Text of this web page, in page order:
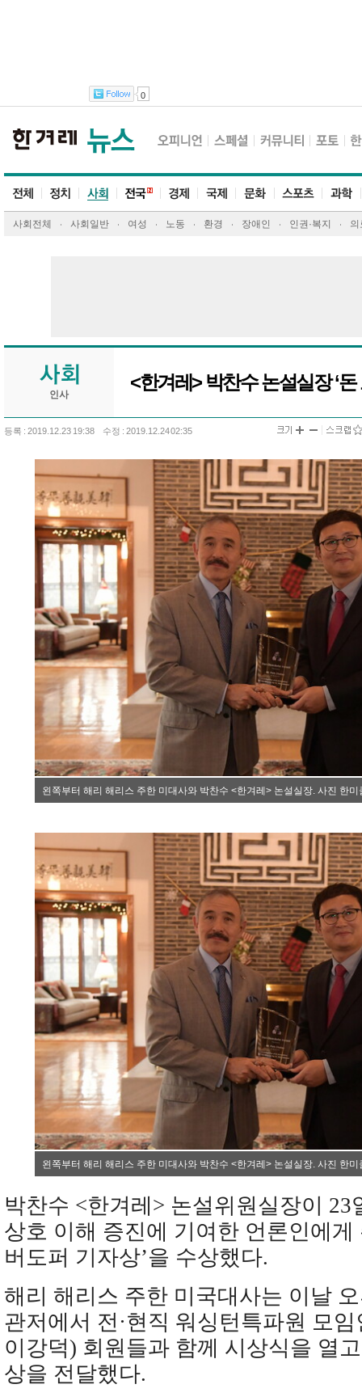
0
사회전체 사회일반 여성 노동 환경 장애인 인권·복지 의
인사
<한겨레> 박찬수 논설실장 ‘돈
등록 : 2019.12.23 19:38 수정 : 2019.12.24 02:35
왼쪽부터 해리 해리스 주한 미대사와 박찬수 <한겨레> 논설실장. 사진 한미
왼쪽부터 해리 해리스 주한 미대사와 박찬수 <한겨레> 논설실장. 사진 한미
박찬수 <한겨레> 논설위원실장이 23
상호 이해 증진에 기여한 언론인에게
버도퍼 기자상’을 수상했다.
해리 해리스 주한 미국대사는 이날
관저에서 전·현직 워싱턴특파원 모
이강덕) 회원들과 함께 시상식을 열
상을 전달했다.